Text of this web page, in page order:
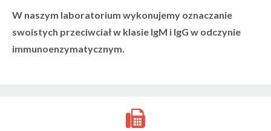
W naszym laboratorium wykonujemy oznaczanie
swoistych przeciwciał w klasie IgM i IgG w odczynie
immunoenzymatycznym.